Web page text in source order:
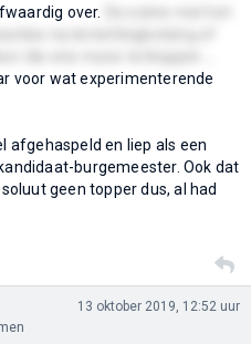
over.
voor wat experimenterende
afgehaspeld en liep als een
burgemeester. Ook dat
geen topper dus, al had
13 oktober 2019, 12:52 uur